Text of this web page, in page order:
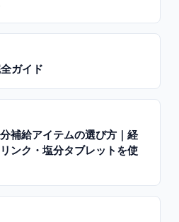
ガイド
補給アイテムの選び方｜経
ンク・塩分タブレットを使